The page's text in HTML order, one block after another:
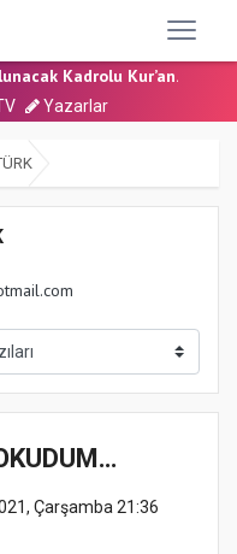
Hutbesi
Hutbesi
Kadrolu Kur’an...
Sınavı (Sözlü) So...
Hutbesi
Hutbesi
Yazarlar
Çarşamba 21:36